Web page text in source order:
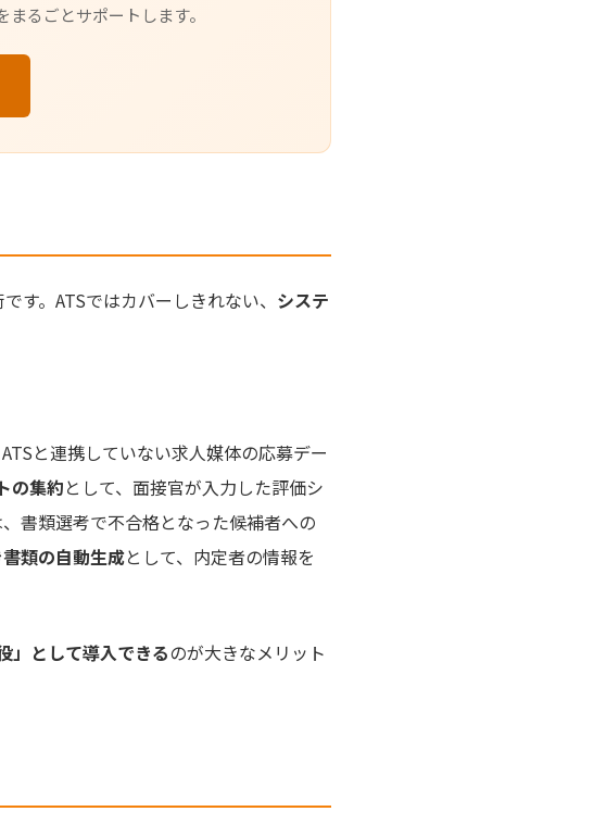
るごとサポートします。
す。ATSではカバーしきれない、 システ
と連携していない求人媒体の応募デー
の集約として、面接官が入力した評価シ
書類選考で不合格となった候補者への
類の自動生成として、内定者の情報を
」として導入できるのが大きなメリット